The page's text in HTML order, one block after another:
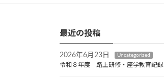
最近の投稿
2026年6月23日 Uncategorized
令和８年度 路上研修・座学教育記録